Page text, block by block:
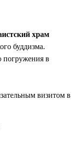
храм
буддизма.
погружения в
визитом в